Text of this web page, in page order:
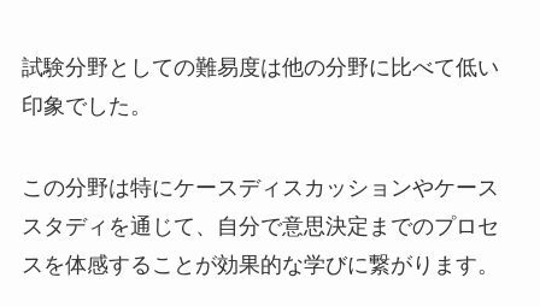
試験分野としての難易度は他の分野に比べて低い
印象でした。
この分野は特にケースディスカッションやケース
スタディを通じて、自分で意思決定までのプロセ
スを体感することが効果的な学びに繋がります。